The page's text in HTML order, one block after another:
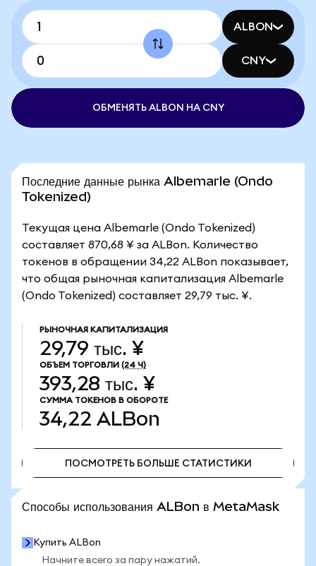
ALBON
CNY
ОБМЕНЯТЬ ALBON НА CNY
Последние данные рынка Albemarle (Ondo
Tokenized)
Текущая цена Albemarle (Ondo Tokenized)
составляет 870,68 ¥ за ALBon. Количество
токенов в обращении 34,22 ALBon показывает,
что общая рыночная капитализация Albemarle
(Ondo Tokenized) составляет 29,79 тыс. ¥.
РЫНОЧНАЯ КАПИТАЛИЗАЦИЯ
29,79 тыс. ¥
ОБЪЕМ ТОРГОВЛИ (24 Ч)
393,28 тыс. ¥
СУММА ТОКЕНОВ В ОБОРОТЕ
34,22 ALBon
ПОСМОТРЕТЬ БОЛЬШЕ СТАТИСТИКИ
Способы использования ALBon в MetaMask
Купить ALBon
Начните всего за пару нажатий.